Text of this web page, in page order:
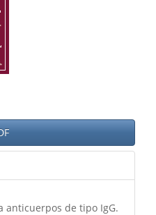
anticuerpos de tipo IgG.